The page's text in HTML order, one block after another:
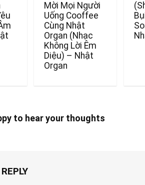
Mời Mọi Người
Uống Cooffee
Cùng Nhật
Organ (Nhạc
Không Lời Êm
Diệu) – Nhật
Organ
to hear your thoughts